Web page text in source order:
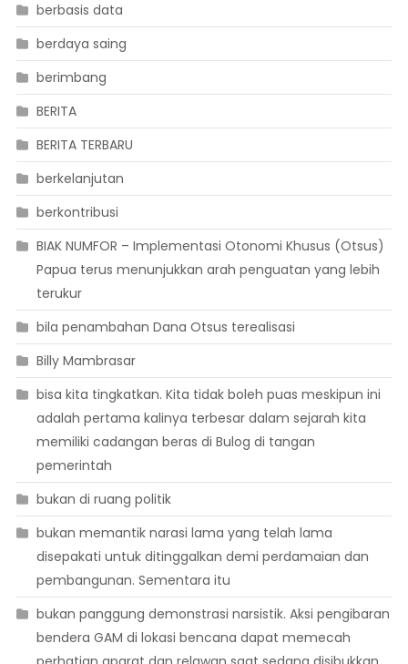
berbasis data
berdaya saing
berimbang
BERITA
BERITA TERBARU
berkelanjutan
berkontribusi
BIAK NUMFOR – Implementasi Otonomi Khusus (Otsus)
Papua terus menunjukkan arah penguatan yang lebih
terukur
bila penambahan Dana Otsus terealisasi
Billy Mambrasar
bisa kita tingkatkan. Kita tidak boleh puas meskipun ini
adalah pertama kalinya terbesar dalam sejarah kita
memiliki cadangan beras di Bulog di tangan
pemerintah
bukan di ruang politik
bukan memantik narasi lama yang telah lama
disepakati untuk ditinggalkan demi perdamaian dan
pembangunan. Sementara itu
bukan panggung demonstrasi narsistik. Aksi pengibaran
bendera GAM di lokasi bencana dapat memecah